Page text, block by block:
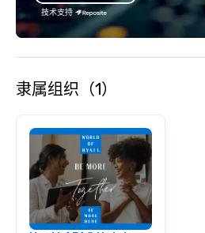
from private rooms with AV
capabilities to semi-private rooms
and patios with walk-up bars. These
areas are perfect for cocktail
dining. If you can't make it to the
individually packaged "Guest
Favorites" can also be brought to your
office, hotel or meeting space.
技术支持
隶属组织（1）